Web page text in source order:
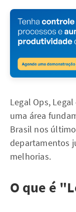
Legal Ops,
uma área
Brasil nos
departamentos
melhorias.
O que é